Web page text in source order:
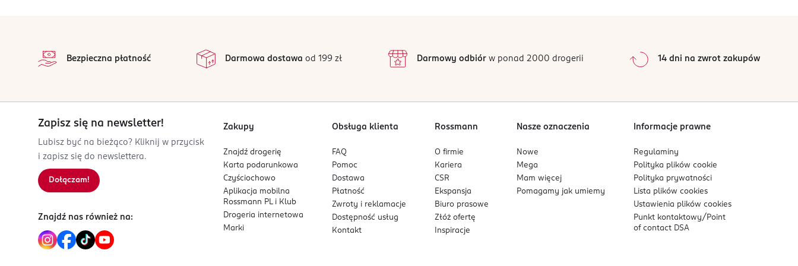
PL-Polska
5 907631 201255
2
1
0%
Sortowanie wgdata: od najnowszej
Bezpieczna płatność Darmowa dostawa od 199 zł Darmowy odbiórw ponad 2000 drogerii 14 dni na zwrot zakupów
Zapisz się na newsletter!
Lubisz być na bieżąco? Kliknij w przycisk
i zapisz się do newslettera.
Dołączam!
Znajdź nas również na:
Zakupy
Znajdź drogerię
Karta podarunkowa
Czyściochowo
Aplikacja mobilna
Rossmann PL i Klub
Drogeria internetowa
Marki
Obsługa klienta
FAQ
Pomoc
Dostawa
Płatność
Zwroty i reklamacje
Dostępność usług
Kontakt
Rossmann
O firmie
Kariera
CSR
Ekspansja
Biuro prasowe
Złóż ofertę
Inspiracje
Nasze oznaczenia
Nowe
Mega
Mam więcej
Pomagamy jak umiemy
Informacje prawne
Regulaminy
Polityka plikówcookie
Polityka prywatności
Lista plikówcookies
Ustawienia plikówcookies
Punkt kontaktowy/ Point
of contact DSA